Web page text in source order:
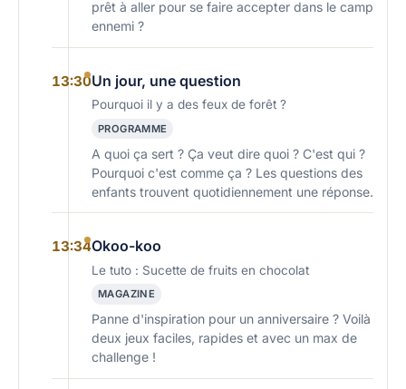
prêt à aller pour se faire accepter dans le camp
ennemi ?
13:30Un jour, une question
Pourquoi il y a des feux de forêt ?
PROGRAMME
A quoi ça sert ? Ça veut dire quoi ? C'est qui ?
Pourquoi c'est comme ça ? Les questions des
enfants trouvent quotidiennement une réponse.
13:34Okoo-koo
Le tuto : Sucette de fruits en chocolat
MAGAZINE
Panne d'inspiration pour un anniversaire ? Voilà
deux jeux faciles, rapides et avec un max de
challenge !